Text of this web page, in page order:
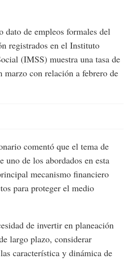
de empleos formales del
registrados en el Instituto
(IMSS) muestra una tasa de
marzo con relación a febrero de
comentó que el tema de
uno de los abordados en esta
mecanismo financiero
para proteger el medio
de invertir en planeación
largo plazo, considerar
característica y dinámica de